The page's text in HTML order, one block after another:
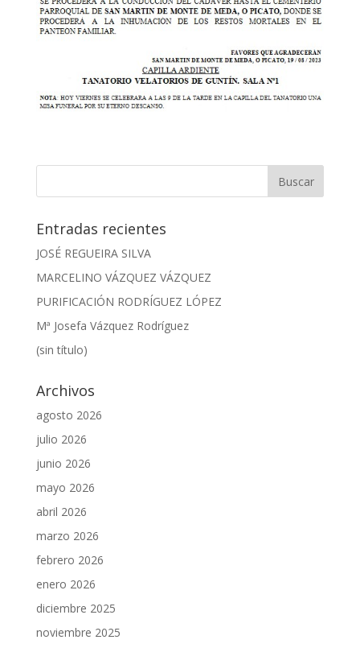
Entradas recientes
JOSÉ REGUEIRA SILVA
MARCELINO VÁZQUEZ VÁZQUEZ
PURIFICACIÓN RODRÍGUEZ LÓPEZ
Mª Josefa Vázquez Rodríguez
(sin título)
Archivos
agosto 2026
julio 2026
junio 2026
mayo 2026
abril 2026
marzo 2026
febrero 2026
enero 2026
diciembre 2025
noviembre 2025